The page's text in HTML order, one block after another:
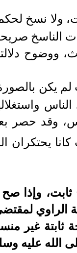
ولا نسخ
الناسخ
ووضوح
يكن
وقد حصر
يحتكران
ثابت، وإذا
الراوي
ثابتة غير
الله عليه